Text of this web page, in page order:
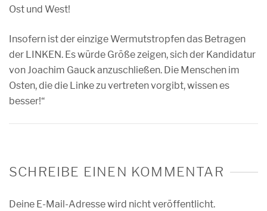
Ost und West!
Insofern ist der einzige Wermutstropfen das Betragen
der LINKEN. Es würde Größe zeigen, sich der Kandidatur
von Joachim Gauck anzuschließen. Die Menschen im
Osten, die die Linke zu vertreten vorgibt, wissen es
besser!“
SCHREIBE EINEN KOMMENTAR
Deine E-Mail-Adresse wird nicht veröffentlicht.